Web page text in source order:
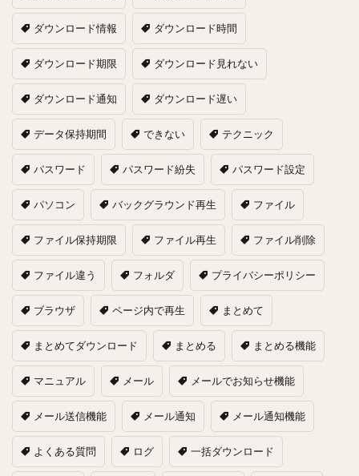
ダウンロード情報 ダウンロード時間
ダウンロード期限 ダウンロード見れない
ダウンロード通知 ダウンロード遅い
データ保持期間 できない テクニック
パスワード パスワード紛失 パスワード設定
パソコン バックグラウンド再生 ファイル
ファイル保持期限 ファイル再生 ファイル削除
ファイル違う フォルダ プライバシーポリシー
ブラウザ ページ内で再生 まとめて
まとめてダウンロード まとめる まとめる機能
マニュアル メール メールでお知らせ機能
メール送信機能 メール通知 メール通知機能
よくある質問 ログ 一括ダウンロード